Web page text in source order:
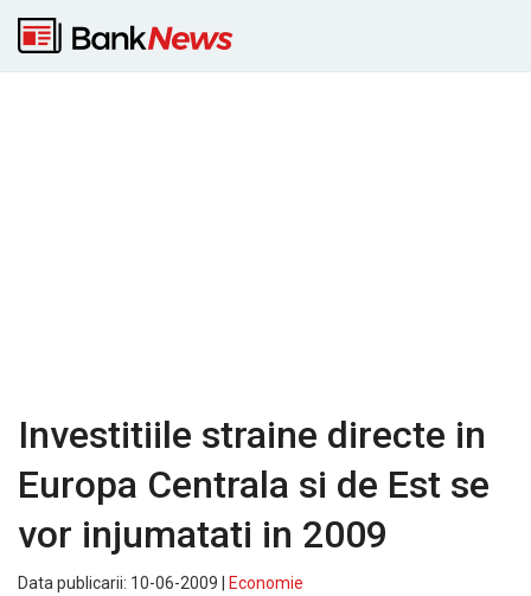
Investitiile straine directe in
Europa Centrala si de Est se
vor injumatati in 2009
Data publicarii: 10-06-2009 |
Economie